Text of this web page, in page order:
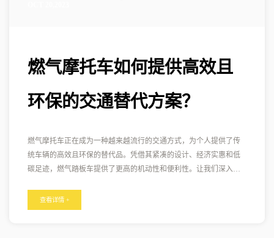
燃气摩托车如何提供高效且
环保的交通替代方案？
燃气摩托车正在成为一种越来越流行的交通方式，为个人提供了传
统车辆的高效且环保的替代品。凭借其紧凑的设计、经济实惠和低
碳足迹，燃气踏板车提供了更高的机动性和便利性。让我们深入了
生活的影响。 燃气滑板车，顾名思义，由汽油发动机提供动力，使
其成为短途通勤、跑腿或只是享受悠闲骑行的多功能实用选择。这
查看详情 +